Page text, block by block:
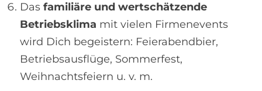
Das familiäre und wertschätzende
Betriebsklima mit vielen Firmenevents
wird Dich begeistern: Feierabendbier,
Betriebsausflüge, Sommerfest,
Weihnachtsfeiern u. v. m.